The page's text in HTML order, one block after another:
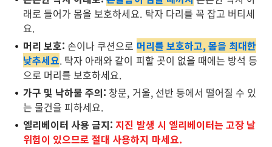
래로 들어가 몸을 보호하세요. 탁자 다리를 꼭 잡고 버티세
요.
머리 보호: 손이나 쿠션으로 머리를 보호하고, 몸을 최대한
낮추세요. 탁자 아래와 같이 피할 곳이 없을 때에는 방석 등
으로 머리를 보호하세요.
가구 및 낙하물 주의: 창문, 거울, 선반 등에서 떨어질 수 있
는 물건을 피하세요.
엘리베이터 사용 금지: 지진 발생 시 엘리베이터는 고장 날
위험이 있으므로 절대 사용하지 마세요.